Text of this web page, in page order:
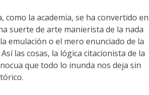
como la academia, se ha convertido en
suerte de arte manierista de la nada
emulación o el mero enunciado de la
las cosas, la lógica citacionista de la
que todo lo inunda nos deja sin